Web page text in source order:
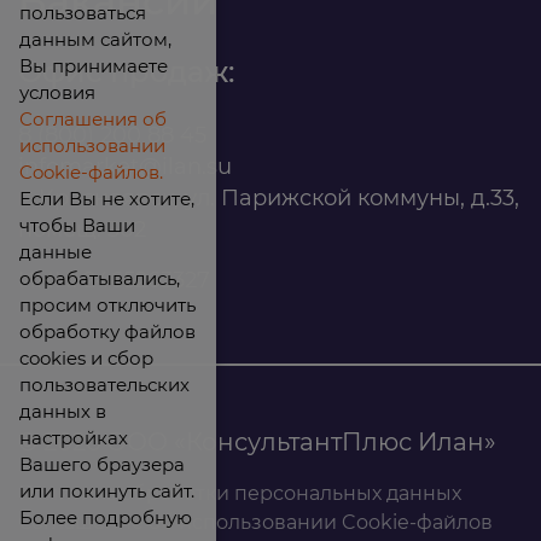
Офис продаж:
infomarket@ilan.su
г. Красноярск, ул. Парижской коммуны, д.33,
помещ. 302
ИНН: 2465263327
© 2026 ООО «КонсультантПлюс Илан»
Политика обработки персональных данных
Соглашение об использовании Cookie-файлов
пользоваться
данным сайтом,
Вы принимаете
условия
Соглашения об
использовании
Cookie-файлов.
Если Вы не хотите,
чтобы Ваши
данные
обрабатывались,
просим отключить
обработку файлов
cookies и сбор
пользовательских
данных в
настройках
Вашего браузера
или покинуть сайт.
Более подробную